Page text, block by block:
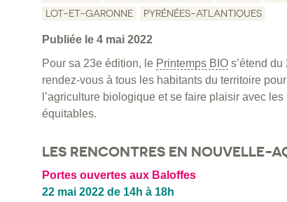
LOT-ET-GARONNE
PYRÉNÉES-ATLANTIQUES
Publiée le 4 mai 2022
Pour sa 23e édition, le Printemps BIO s’étend
rendez-vous à tous les habitants du territoire
l’agriculture biologique et se faire plaisir avec
équitables.
LES RENCONTRES EN NOUVELLE-
Portes ouvertes aux Baloffes
22 mai 2022 de 14h à 18h